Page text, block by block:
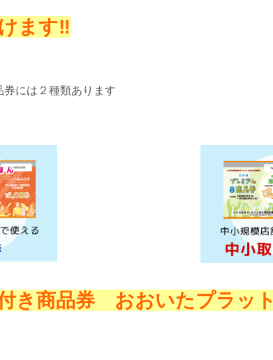
ます‼
には２種類あります
き商品券 おおいたプラット